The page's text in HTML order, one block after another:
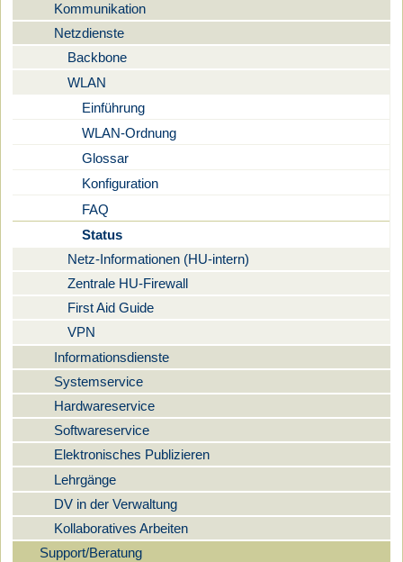
Kommunikation
Netzdienste
Backbone
WLAN
Einführung
WLAN-Ordnung
Glossar
Konfiguration
FAQ
Status
Netz-Informationen (HU-intern)
Zentrale HU-Firewall
First Aid Guide
VPN
Informationsdienste
Systemservice
Hardwareservice
Softwareservice
Elektronisches Publizieren
Lehrgänge
DV in der Verwaltung
Kollaboratives Arbeiten
Support/Beratung